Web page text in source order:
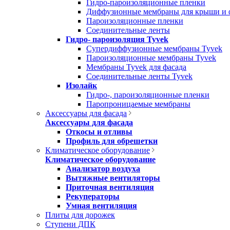
Гидро-пароизоляционные пленки
Диффузионные мембраны для крыши и
Пароизоляционные пленки
Соединительные ленты
Гидро- пароизоляция Tyvek
Супердиффузионные мембраны Tyvek
Пароизоляционные мембраны Tyvek
Мембраны Tyvek для фасада
Соединительные ленты Tyvek
Изолайк
Гидро-, пароизоляционные пленки
Паропроницаемые мембраны
Аксессуары для фасада
Аксессуары для фасада
Откосы и отливы
Профиль для обрешетки
Климатическое оборудование
Климатическое оборудование
Анализатор воздуха
Вытяжные вентиляторы
Приточная вентиляция
Рекуператоры
Умная вентиляция
Плиты для дорожек
Ступени ДПК